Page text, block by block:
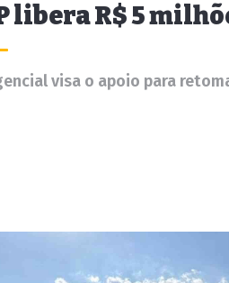
libera R$ 5
visa o apoio para